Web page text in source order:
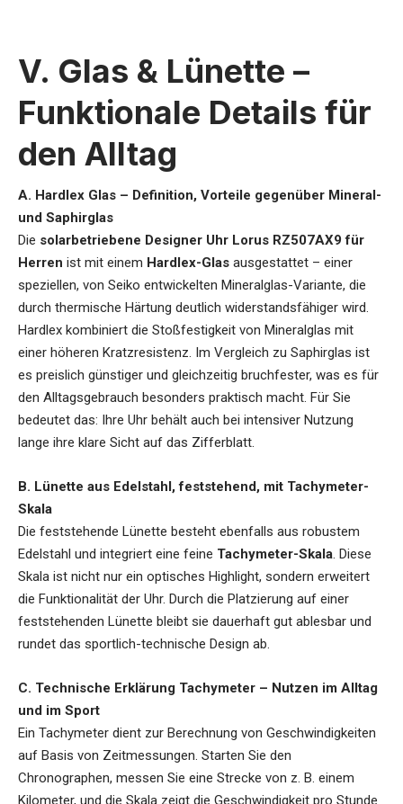
V. Glas & Lünette –
Funktionale Details für
den Alltag
A. Hardlex Glas – Definition, Vorteile gegenüber Mineral-
und Saphirglas
Die solarbetriebene Designer Uhr Lorus RZ507AX9 für
Herren ist mit einem Hardlex-Glas ausgestattet – einer
speziellen, von Seiko entwickelten Mineralglas-Variante, die
durch thermische Härtung deutlich widerstandsfähiger wird.
Hardlex kombiniert die Stoßfestigkeit von Mineralglas mit
einer höheren Kratzresistenz. Im Vergleich zu Saphirglas ist
es preislich günstiger und gleichzeitig bruchfester, was es für
den Alltagsgebrauch besonders praktisch macht. Für Sie
bedeutet das: Ihre Uhr behält auch bei intensiver Nutzung
lange ihre klare Sicht auf das Zifferblatt.
B. Lünette aus Edelstahl, feststehend, mit Tachymeter-
Skala
Die feststehende Lünette besteht ebenfalls aus robustem
Edelstahl und integriert eine feine Tachymeter-Skala. Diese
Skala ist nicht nur ein optisches Highlight, sondern erweitert
die Funktionalität der Uhr. Durch die Platzierung auf einer
feststehenden Lünette bleibt sie dauerhaft gut ablesbar und
rundet das sportlich-technische Design ab.
C. Technische Erklärung Tachymeter – Nutzen im Alltag
und im Sport
Ein Tachymeter dient zur Berechnung von Geschwindigkeiten
auf Basis von Zeitmessungen. Starten Sie den
Chronographen, messen Sie eine Strecke von z. B. einem
Kilometer, und die Skala zeigt die Geschwindigkeit pro Stunde